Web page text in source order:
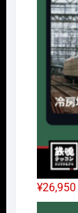
¥26,950